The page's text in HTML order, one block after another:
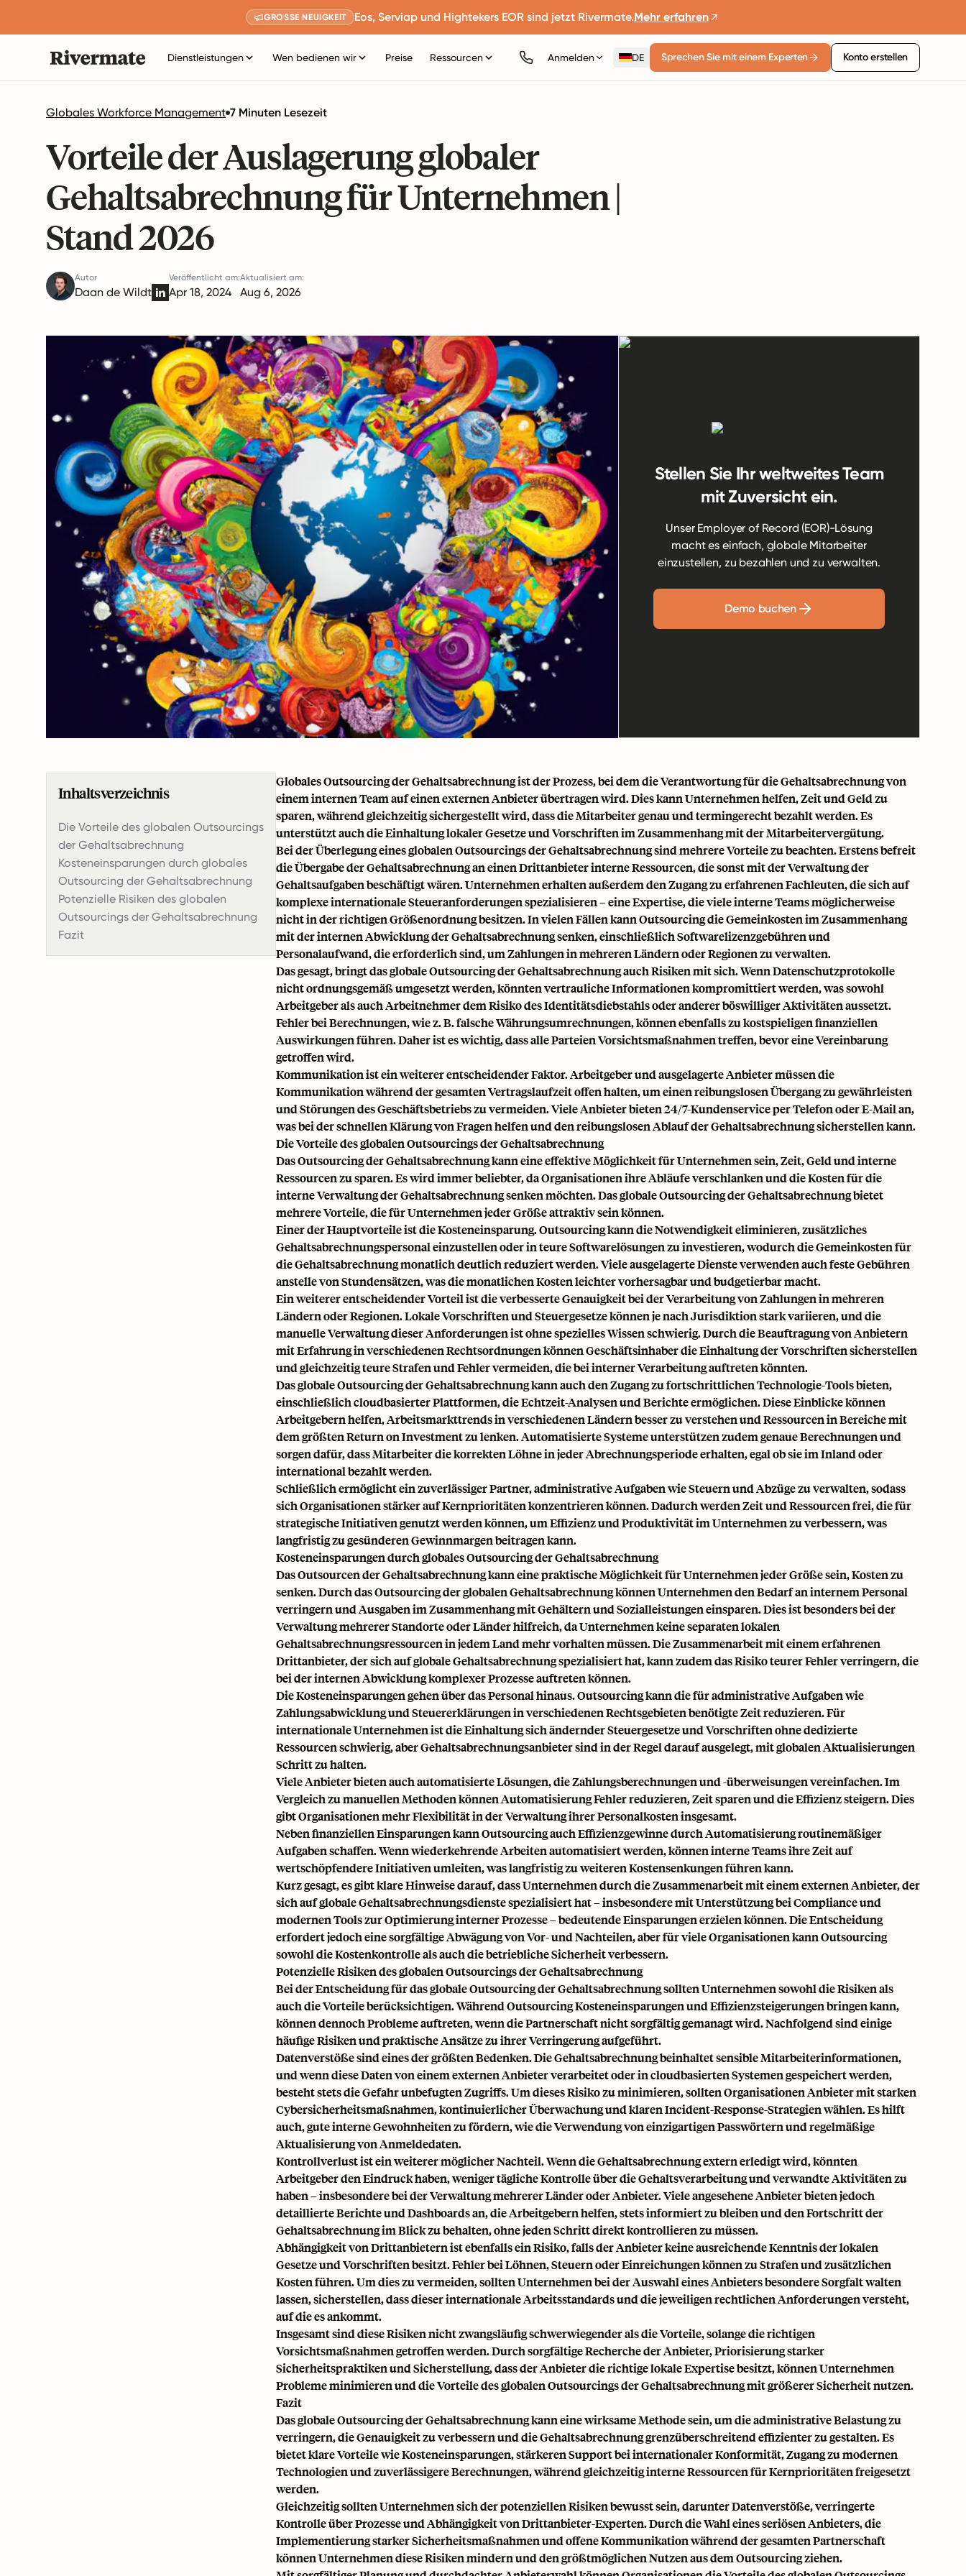
GROSSE NEUIGKEIT Eos, Serviap und Hightekers EOR sind jetzt Rivermate.Mehr erfahren
Dienstleistungen Wen bedienen wir Preise Ressourcen Anmelden DE Sprechen Sie mit einem Experten Konto erstellen
Globales Workforce Management 7 Minuten Lesezeit
Vorteile der Auslagerung globaler
Gehaltsabrechnung für Unternehmen |
Stand 2026
Autor
Daan de Wildt
Veröffentlicht am:
Apr 18, 2024
Aktualisiert am:
Aug 6, 2026
Stellen Sie Ihr weltweites Team
mit Zuversicht ein.
Unser Employer of Record (EOR)-Lösung
macht es einfach, globale Mitarbeiter
einzustellen, zu bezahlen und zu verwalten.
Demo buchen
Inhaltsverzeichnis
Die Vorteile des globalen Outsourcings
der Gehaltsabrechnung
Kosteneinsparungen durch globales
Outsourcing der Gehaltsabrechnung
Potenzielle Risiken des globalen
Outsourcings der Gehaltsabrechnung
Fazit
Globales Outsourcing der Gehaltsabrechnung ist der Prozess, bei dem die Verantwortung für die Gehaltsabrechnung von
einem internen Team auf einen externen Anbieter übertragen wird. Dies kann Unternehmen helfen, Zeit und Geld zu
sparen, während gleichzeitig sichergestellt wird, dass die Mitarbeiter genau und termingerecht bezahlt werden. Es
unterstützt auch die Einhaltung lokaler Gesetze und Vorschriften im Zusammenhang mit der Mitarbeitervergütung.
Bei der Überlegung eines globalen Outsourcings der Gehaltsabrechnung sind mehrere Vorteile zu beachten. Erstens befreit
die Übergabe der Gehaltsabrechnung an einen Drittanbieter interne Ressourcen, die sonst mit der Verwaltung der
Gehaltsaufgaben beschäftigt wären. Unternehmen erhalten außerdem den Zugang zu erfahrenen Fachleuten, die sich auf
komplexe internationale Steueranforderungen spezialisieren – eine Expertise, die viele interne Teams möglicherweise
nicht in der richtigen Größenordnung besitzen. In vielen Fällen kann Outsourcing die Gemeinkosten im Zusammenhang
mit der internen Abwicklung der Gehaltsabrechnung senken, einschließlich Softwarelizenzgebühren und
Personalaufwand, die erforderlich sind, um Zahlungen in mehreren Ländern oder Regionen zu verwalten.
Das gesagt, bringt das globale Outsourcing der Gehaltsabrechnung auch Risiken mit sich. Wenn Datenschutzprotokolle
nicht ordnungsgemäß umgesetzt werden, könnten vertrauliche Informationen kompromittiert werden, was sowohl
Arbeitgeber als auch Arbeitnehmer dem Risiko des Identitätsdiebstahls oder anderer böswilliger Aktivitäten aussetzt.
Fehler bei Berechnungen, wie z. B. falsche Währungsumrechnungen, können ebenfalls zu kostspieligen finanziellen
Auswirkungen führen. Daher ist es wichtig, dass alle Parteien Vorsichtsmaßnahmen treffen, bevor eine Vereinbarung
getroffen wird.
Kommunikation ist ein weiterer entscheidender Faktor. Arbeitgeber und ausgelagerte Anbieter müssen die
Kommunikation während der gesamten Vertragslaufzeit offen halten, um einen reibungslosen Übergang zu gewährleisten
und Störungen des Geschäftsbetriebs zu vermeiden. Viele Anbieter bieten 24/7-Kundenservice per Telefon oder E-Mail an,
was bei der schnellen Klärung von Fragen helfen und den reibungslosen Ablauf der Gehaltsabrechnung sicherstellen kann.
Die Vorteile des globalen Outsourcings der Gehaltsabrechnung
Das Outsourcing der Gehaltsabrechnung kann eine effektive Möglichkeit für Unternehmen sein, Zeit, Geld und interne
Ressourcen zu sparen. Es wird immer beliebter, da Organisationen ihre Abläufe verschlanken und die Kosten für die
interne Verwaltung der Gehaltsabrechnung senken möchten. Das globale Outsourcing der Gehaltsabrechnung bietet
mehrere Vorteile, die für Unternehmen jeder Größe attraktiv sein können.
Einer der Hauptvorteile ist die Kosteneinsparung. Outsourcing kann die Notwendigkeit eliminieren, zusätzliches
Gehaltsabrechnungspersonal einzustellen oder in teure Softwarelösungen zu investieren, wodurch die Gemeinkosten für
die Gehaltsabrechnung monatlich deutlich reduziert werden. Viele ausgelagerte Dienste verwenden auch feste Gebühren
anstelle von Stundensätzen, was die monatlichen Kosten leichter vorhersagbar und budgetierbar macht.
Ein weiterer entscheidender Vorteil ist die verbesserte Genauigkeit bei der Verarbeitung von Zahlungen in mehreren
Ländern oder Regionen. Lokale Vorschriften und Steuergesetze können je nach Jurisdiktion stark variieren, und die
manuelle Verwaltung dieser Anforderungen ist ohne spezielles Wissen schwierig. Durch die Beauftragung von Anbietern
mit Erfahrung in verschiedenen Rechtsordnungen können Geschäftsinhaber die Einhaltung der Vorschriften sicherstellen
und gleichzeitig teure Strafen und Fehler vermeiden, die bei interner Verarbeitung auftreten könnten.
Das globale Outsourcing der Gehaltsabrechnung kann auch den Zugang zu fortschrittlichen Technologie-Tools bieten,
einschließlich cloudbasierter Plattformen, die Echtzeit-Analysen und Berichte ermöglichen. Diese Einblicke können
Arbeitgebern helfen, Arbeitsmarkttrends in verschiedenen Ländern besser zu verstehen und Ressourcen in Bereiche mit
dem größten Return on Investment zu lenken. Automatisierte Systeme unterstützen zudem genaue Berechnungen und
sorgen dafür, dass Mitarbeiter die korrekten Löhne in jeder Abrechnungsperiode erhalten, egal ob sie im Inland oder
international bezahlt werden.
Schließlich ermöglicht ein zuverlässiger Partner, administrative Aufgaben wie Steuern und Abzüge zu verwalten, sodass
sich Organisationen stärker auf Kernprioritäten konzentrieren können. Dadurch werden Zeit und Ressourcen frei, die für
strategische Initiativen genutzt werden können, um Effizienz und Produktivität im Unternehmen zu verbessern, was
langfristig zu gesünderen Gewinnmargen beitragen kann.
Kosteneinsparungen durch globales Outsourcing der Gehaltsabrechnung
Das Outsourcen der Gehaltsabrechnung kann eine praktische Möglichkeit für Unternehmen jeder Größe sein, Kosten zu
senken. Durch das Outsourcing der globalen Gehaltsabrechnung können Unternehmen den Bedarf an internem Personal
verringern und Ausgaben im Zusammenhang mit Gehältern und Sozialleistungen einsparen. Dies ist besonders bei der
Verwaltung mehrerer Standorte oder Länder hilfreich, da Unternehmen keine separaten lokalen
Gehaltsabrechnungsressourcen in jedem Land mehr vorhalten müssen. Die Zusammenarbeit mit einem erfahrenen
Drittanbieter, der sich auf globale Gehaltsabrechnung spezialisiert hat, kann zudem das Risiko teurer Fehler verringern, die
bei der internen Abwicklung komplexer Prozesse auftreten können.
Die Kosteneinsparungen gehen über das Personal hinaus. Outsourcing kann die für administrative Aufgaben wie
Zahlungsabwicklung und Steuererklärungen in verschiedenen Rechtsgebieten benötigte Zeit reduzieren. Für
internationale Unternehmen ist die Einhaltung sich ändernder Steuergesetze und Vorschriften ohne dedizierte
Ressourcen schwierig, aber Gehaltsabrechnungsanbieter sind in der Regel darauf ausgelegt, mit globalen Aktualisierungen
Schritt zu halten.
Viele Anbieter bieten auch automatisierte Lösungen, die Zahlungsberechnungen und -überweisungen vereinfachen. Im
Vergleich zu manuellen Methoden können Automatisierung Fehler reduzieren, Zeit sparen und die Effizienz steigern. Dies
gibt Organisationen mehr Flexibilität in der Verwaltung ihrer Personalkosten insgesamt.
Neben finanziellen Einsparungen kann Outsourcing auch Effizienzgewinne durch Automatisierung routinemäßiger
Aufgaben schaffen. Wenn wiederkehrende Arbeiten automatisiert werden, können interne Teams ihre Zeit auf
wertschöpfendere Initiativen umleiten, was langfristig zu weiteren Kostensenkungen führen kann.
Kurz gesagt, es gibt klare Hinweise darauf, dass Unternehmen durch die Zusammenarbeit mit einem externen Anbieter, der
sich auf globale Gehaltsabrechnungsdienste spezialisiert hat – insbesondere mit Unterstützung bei Compliance und
modernen Tools zur Optimierung interner Prozesse – bedeutende Einsparungen erzielen können. Die Entscheidung
erfordert jedoch eine sorgfältige Abwägung von Vor- und Nachteilen, aber für viele Organisationen kann Outsourcing
sowohl die Kostenkontrolle als auch die betriebliche Sicherheit verbessern.
Potenzielle Risiken des globalen Outsourcings der Gehaltsabrechnung
Bei der Entscheidung für das globale Outsourcing der Gehaltsabrechnung sollten Unternehmen sowohl die Risiken als
auch die Vorteile berücksichtigen. Während Outsourcing Kosteneinsparungen und Effizienzsteigerungen bringen kann,
können dennoch Probleme auftreten, wenn die Partnerschaft nicht sorgfältig gemanagt wird. Nachfolgend sind einige
häufige Risiken und praktische Ansätze zu ihrer Verringerung aufgeführt.
Datenverstöße sind eines der größten Bedenken. Die Gehaltsabrechnung beinhaltet sensible Mitarbeiterinformationen,
und wenn diese Daten von einem externen Anbieter verarbeitet oder in cloudbasierten Systemen gespeichert werden,
besteht stets die Gefahr unbefugten Zugriffs. Um dieses Risiko zu minimieren, sollten Organisationen Anbieter mit starken
Cybersicherheitsmaßnahmen, kontinuierlicher Überwachung und klaren Incident-Response-Strategien wählen. Es hilft
auch, gute interne Gewohnheiten zu fördern, wie die Verwendung von einzigartigen Passwörtern und regelmäßige
Aktualisierung von Anmeldedaten.
Kontrollverlustist ein weiterer möglicher Nachteil. Wenn die Gehaltsabrechnung extern erledigt wird, könnten
Arbeitgeber den Eindruck haben, weniger tägliche Kontrolle über die Gehaltsverarbeitung und verwandte Aktivitäten zu
haben – insbesondere bei der Verwaltung mehrerer Länder oder Anbieter. Viele angesehene Anbieter bieten jedoch
detaillierte Berichte und Dashboards an, die Arbeitgebern helfen, stets informiert zu bleiben und den Fortschritt der
Gehaltsabrechnung im Blick zu behalten, ohne jeden Schritt direkt kontrollieren zu müssen.
Abhängigkeit von Drittanbietern ist ebenfalls ein Risiko, falls der Anbieter keine ausreichende Kenntnis derlokalen
Gesetze und Vorschriftenbesitzt. Fehler bei Löhnen, Steuern oder Einreichungen können zu Strafen und zusätzlichen
Kosten führen. Um dies zu vermeiden, sollten Unternehmen bei der Auswahl eines Anbieters besondere Sorgfalt walten
lassen, sicherstellen, dass dieser internationale Arbeitsstandards und die jeweiligen rechtlichen Anforderungen versteht,
auf die es ankommt.
Insgesamt sind diese Risiken nicht zwangsläufig schwerwiegender als die Vorteile, solange die richtigen
Vorsichtsmaßnahmen getroffen werden. Durch sorgfältige Recherche der Anbieter, Priorisierung starker
Sicherheitspraktiken und Sicherstellung, dass der Anbieter die richtige lokale Expertise besitzt, können Unternehmen
Probleme minimieren und die Vorteile des globalen Outsourcings der Gehaltsabrechnung mit größerer Sicherheit nutzen.
Fazit
Das globale Outsourcing der Gehaltsabrechnung kann eine wirksame Methode sein, um die administrative Belastung zu
verringern, die Genauigkeit zu verbessern und die Gehaltsabrechnung grenzüberschreitend effizienter zu gestalten. Es
bietet klare Vorteile wie Kosteneinsparungen, stärkeren Support beiinternationaler Konformität, Zugang zu modernen
Technologien und zuverlässigere Berechnungen, während gleichzeitig interne Ressourcen für Kernprioritäten freigesetzt
werden.
Gleichzeitig sollten Unternehmen sich der potenziellen Risiken bewusst sein, darunter Datenverstöße, verringerte
Kontrolle über Prozesse und Abhängigkeit von Drittanbieter-Experten. Durch die Wahl eines seriösen Anbieters, die
Implementierung starker Sicherheitsmaßnahmen und offene Kommunikation während der gesamten Partnerschaft
können Unternehmen diese Risiken mindern und den größtmöglichen Nutzen aus dem Outsourcing ziehen.